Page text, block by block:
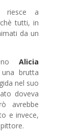
riesce a
tutti, in
da un
Alicia
brutta
nel suo
doveva
avrebbe
e invece,